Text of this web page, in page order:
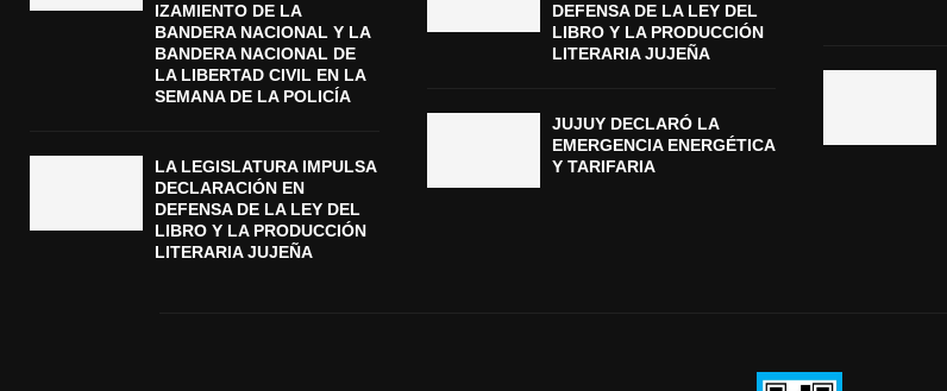
IZAMIENTO DE LA
BANDERA NACIONAL Y LA
BANDERA NACIONAL DE
LA LIBERTAD CIVIL EN LA
SEMANA DE LA POLICÍA
LA LEGISLATURA IMPULSA
DECLARACIÓN EN
DEFENSA DE LA LEY DEL
LIBRO Y LA PRODUCCIÓN
LITERARIA JUJEÑA
DEFENSA DE LA LEY DEL
LIBRO Y LA PRODUCCIÓN
LITERARIA JUJEÑA
JUJUY DECLARÓ LA
EMERGENCIA ENERGÉTICA
Y TARIFARIA